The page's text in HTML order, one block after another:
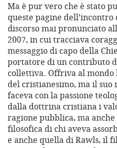
Ma è pur vero che è stato
queste pagine dell’incontro
discorso mai pronunciato
2007, in cui tracciava
messaggio di capo della
portatore di un contributo
collettiva. Offriva al mondo
del cristianesimo, ma il suo
faceva con la passione
dalla dottrina cristiana i
ragione pubblica, ma
filosofica di chi aveva
e anche quella di Rawls, il